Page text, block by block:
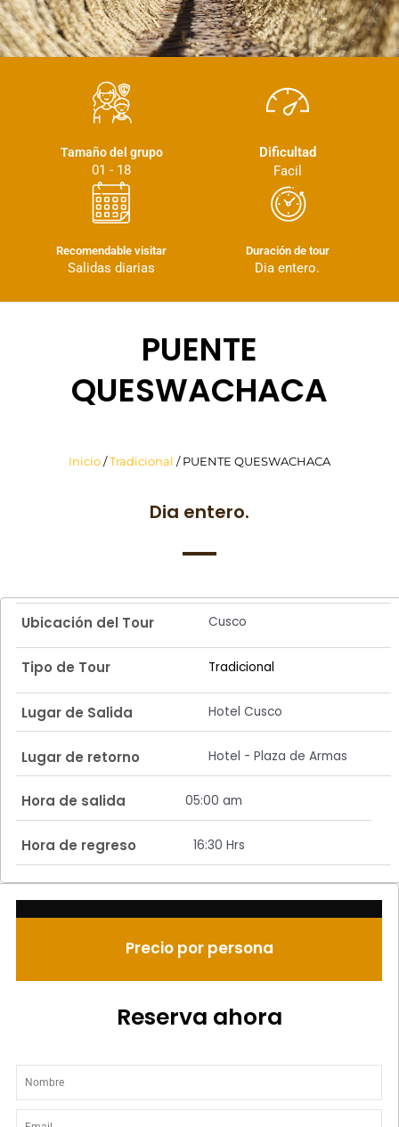
Tamaño del grupo
01 - 18
Dificultad
Facil
Recomendable visitar
Salidas diarias
Duración de tour
Dia entero.
PUENTE
QUESWACHACA
Inicio /Tradicional / PUENTE QUESWACHACA
Dia entero.
Ubicación del Tour Cusco
Tipo de Tour Tradicional
Lugar de Salida Hotel Cusco
Lugar de retorno Hotel - Plaza de Armas
Hora de salida 05:00 am
Hora de regreso 16:30 Hrs
Precio por persona
Reserva ahora